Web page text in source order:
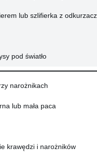
lub szlifierka z
pod światło
narożnikach
lub mała paca
krawędzi i narożników